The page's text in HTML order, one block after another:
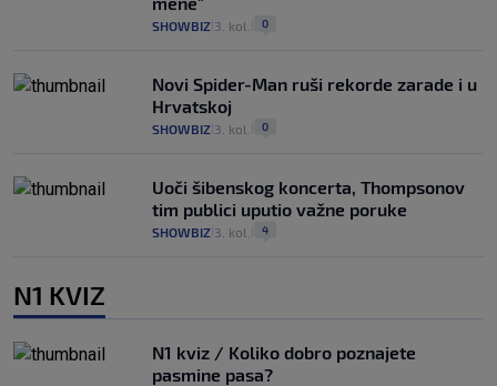
SHOWBIZ 3. kol. 0
Novi Spider-Man ruši rekorde zarade i u
Hrvatskoj
SHOWBIZ 3. kol. 0
Uoči šibenskog koncerta, Thompsonov
tim publici uputio važne poruke
SHOWBIZ 3. kol. 4
N1 KVIZ
N1 kviz / Koliko dobro poznajete
pasmine pasa?